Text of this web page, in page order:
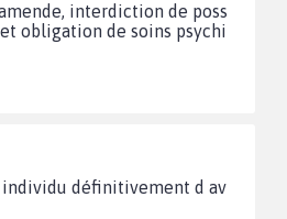
interdiction de poss
obligation de soins psychi
individu définitivement d av